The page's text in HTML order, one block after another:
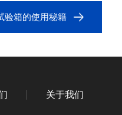
验箱的使用秘籍
关于我们